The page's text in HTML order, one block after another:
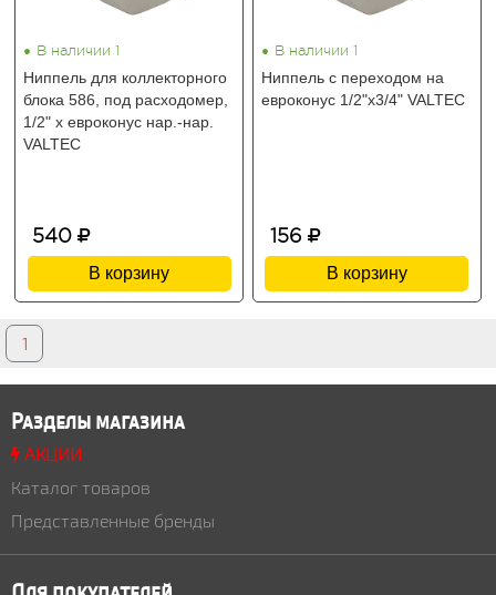
• В наличии 1
Ниппель для коллекторного
блока 586, под расходомер,
1/2" х евроконус нар.-нар.
VALTEC
540
В корзину
• В наличии 1
Ниппель с переходом на
евроконус 1/2"х3/4" VALTEC
156
В корзину
1
Разделы магазина
АКЦИИ
Каталог товаров
Представленные бренды